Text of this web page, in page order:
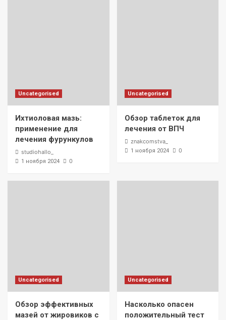
Uncategorised
Ихтиоловая мазь:
применение для
лечения фурункулов
studiohallo_
1 ноября 2024 0
Uncategorised
Обзор таблеток для
лечения от ВПЧ
znakcomstva_
1 ноября 2024 0
Uncategorised
Обзор эффективных
мазей от жировиков с
Uncategorised
Насколько опасен
положительный тест